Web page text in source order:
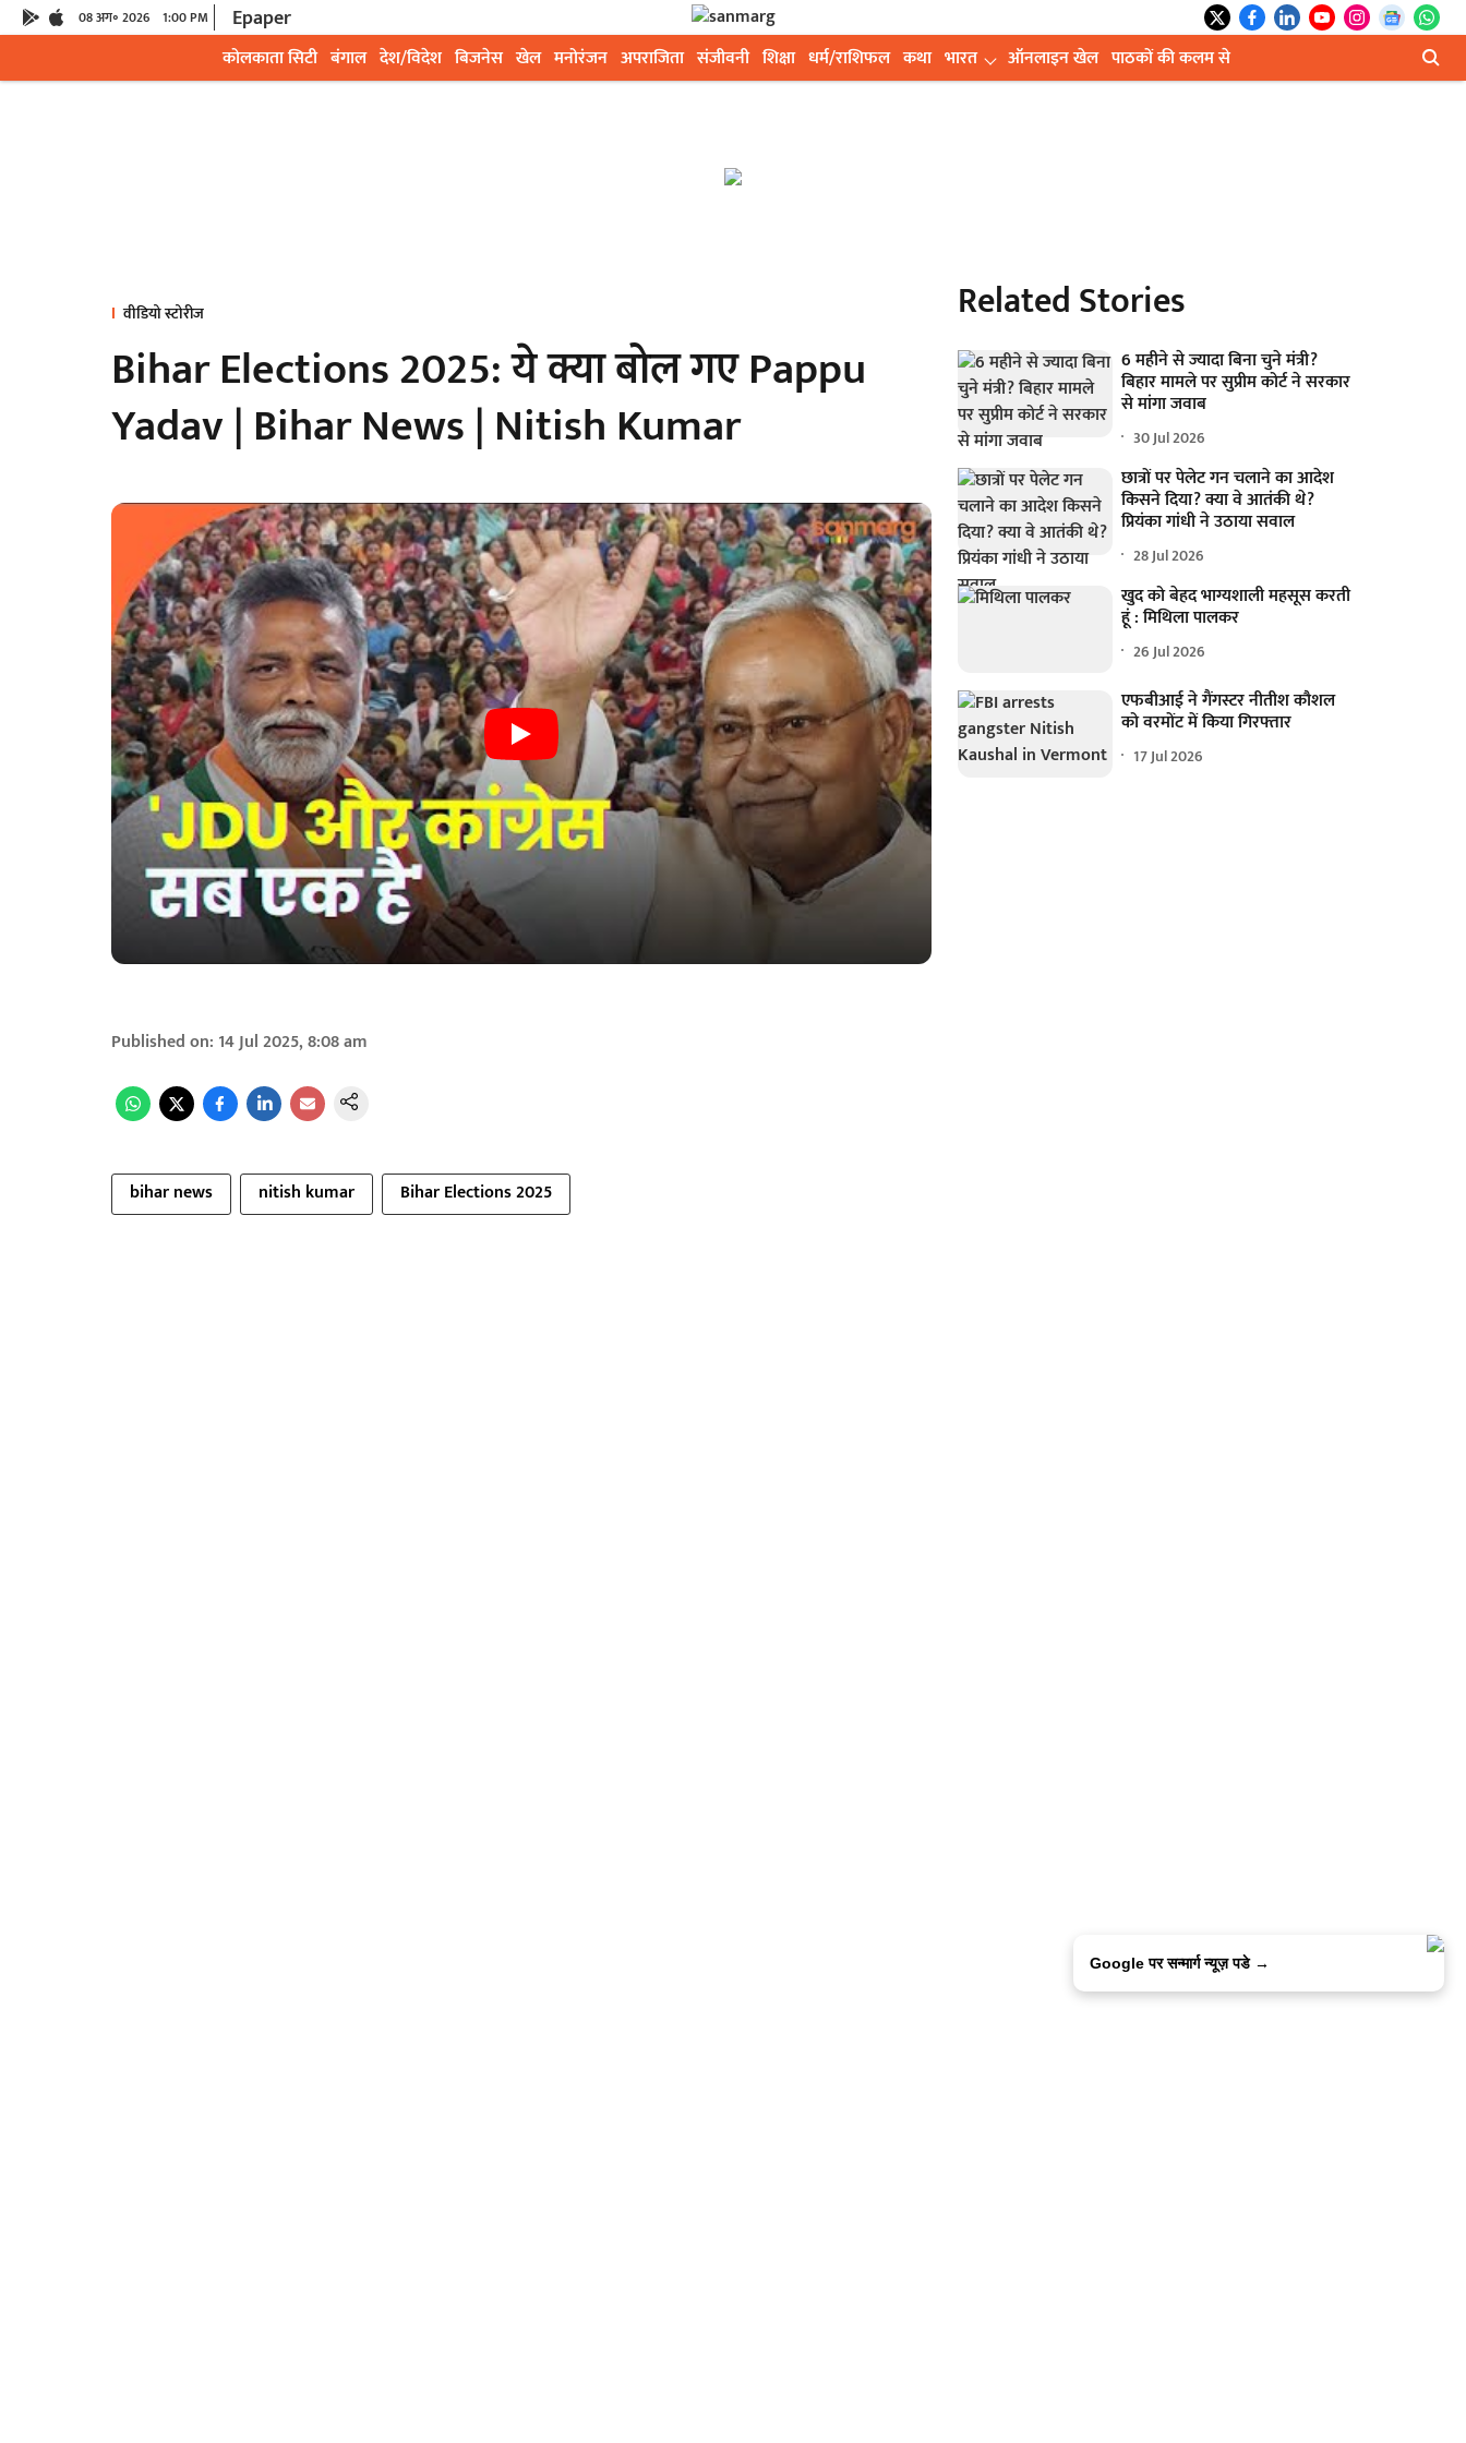
08 अग॰ 2026 1:00 PM Epaper
कोलकाता सिटी बंगाल देश/विदेश बिजनेस खेल मनोरंजन अपराजिता संजीवनी शिक्षा धर्म/राशिफल कथा भारत ऑनलाइन खेल पाठकों की कलम से
वीडियो स्टोरीज
Bihar Elections 2025: ये क्या बोल गए Pappu
Yadav | Bihar News | Nitish Kumar
Published on: 14 Jul 2025, 8:08 am
bihar news nitish kumar Bihar Elections 2025
Related Stories
6 महीने से ज्यादा बिना चुने मंत्री?
बिहार मामले पर सुप्रीम कोर्ट ने सरकार
से मांगा जवाब
30 Jul 2026
छात्रों पर पेलेट गन चलाने का आदेश
किसने दिया? क्या वे आतंकी थे?
प्रियंका गांधी ने उठाया सवाल
28 Jul 2026
खुद को बेहद भाग्यशाली महसूस करती
हूं : मिथिला पालकर
26 Jul 2026
एफबीआई ने गैंगस्टर नीतीश कौशल
को वरमोंट में किया गिरफ्तार
17 Jul 2026
Google पर सन्मार्ग न्यूज़ पडे →